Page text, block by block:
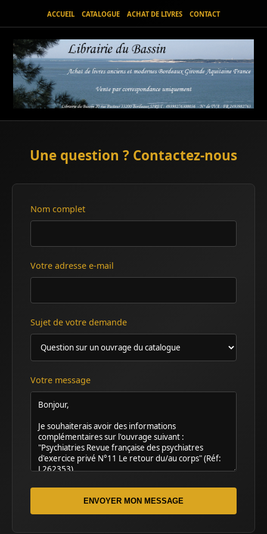
ACCUEIL CATALOGUE ACHAT DE LIVRES CONTACT
Une question ? Contactez-nous
Nom complet
Votre adresse e-mail
Sujet de votre demande
Votre message
ENVOYER MON MESSAGE